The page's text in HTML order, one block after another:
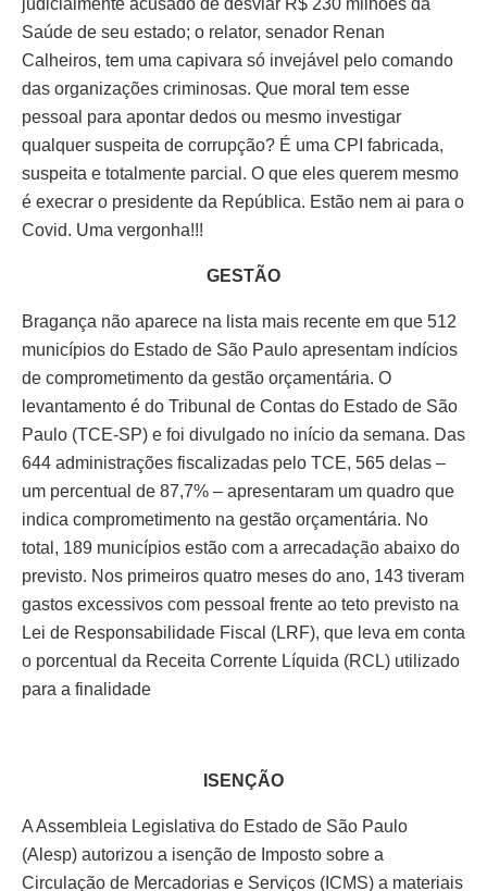
Saúde de seu estado; o relator, senador Renan
Calheiros, tem uma capivara só invejável pelo comando
das organizações criminosas. Que moral tem esse
pessoal para apontar dedos ou mesmo investigar
qualquer suspeita de corrupção? É uma CPI fabricada,
suspeita e totalmente parcial. O que eles querem mesmo
é execrar o presidente da República. Estão nem ai para o
Covid. Uma vergonha!!!
GESTÃO
Bragança não aparece na lista mais recente em que 512
municípios do Estado de São Paulo apresentam indícios
de comprometimento da gestão orçamentária. O
levantamento é do Tribunal de Contas do Estado de São
Paulo (TCE-SP) e foi divulgado no início da semana. Das
644 administrações fiscalizadas pelo TCE, 565 delas –
um percentual de 87,7% – apresentaram um quadro que
indica comprometimento na gestão orçamentária. No
total, 189 municípios estão com a arrecadação abaixo do
previsto. Nos primeiros quatro meses do ano, 143 tiveram
gastos excessivos com pessoal frente ao teto previsto na
Lei de Responsabilidade Fiscal (LRF), que leva em conta
o porcentual da Receita Corrente Líquida (RCL) utilizado
para a finalidade
ISENÇÃO
A Assembleia Legislativa do Estado de São Paulo
(Alesp) autorizou a isenção de Imposto sobre a
Circulação de Mercadorias e Serviços (ICMS) a materiais